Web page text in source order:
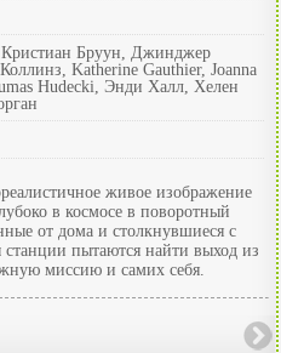
Бруун, Джинджер
Katherine Gauthier, Joanna
Hudecki, Энди Халл, Хелен
живое изображение
в космосе в поворотный
от дома и столкнувшиеся с
пытаются найти выход из
миссию и самих себя.